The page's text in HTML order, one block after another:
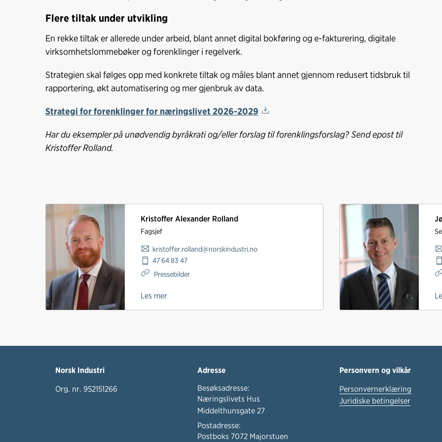
Flere tiltak under utvikling
En rekke tiltak er allerede under arbeid, blant annet digital bokføring og e-fakturering, digitale
virksomhetslommebøker og forenklinger i regelverk.
Strategien skal følges opp med konkrete tiltak og måles blant annet gjennom redusert tidsbruk til
rapportering, økt automatisering og mer gjenbruk av data.
Strategi for forenklinger for næringslivet 2026-2029
Har du eksempler på unødvendig byråkrati og/eller forslag til forenklingsforslag? Send epost til
Kristoffer Rolland.
Kristoffer Alexander Rolland
Fagsjef
kristoffer.rolland@norskindustri.no
47 64 83 47
Pressebilder
Les mer
Norsk Industri
Org. nr. 952151266
Adresse
Besøksadresse:
Næringslivets Hus
Middelthunsgate 27
Postadresse:
Postboks 7072 Majorstuen
Personvern og vilkår
Personvernerklæring
Juridiske betingelser